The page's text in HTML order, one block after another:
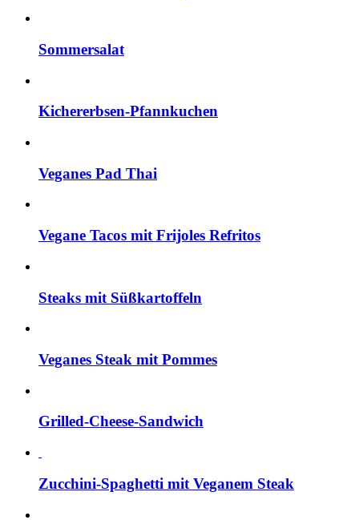
Sommersalat
Kichererbsen-Pfannkuchen
Veganes Pad Thai
Vegane Tacos mit Frijoles Refritos
Steaks mit Süßkartoffeln
Veganes Steak mit Pommes
Grilled-Cheese-Sandwich
Zucchini-Spaghetti mit Veganem Steak